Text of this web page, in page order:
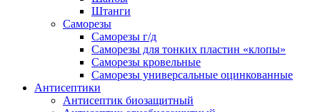
Штанги
Саморезы
Саморезы г/д
Саморезы для тонких пластин «клопы»
Саморезы кровельные
Саморезы универсальные оцинкованные
Антисептики
Антисептик биозащитный